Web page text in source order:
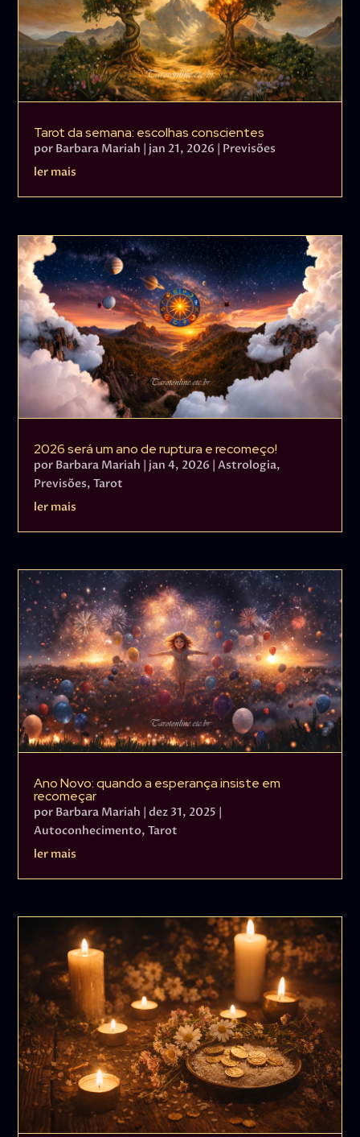
Tarot da semana: escolhas conscientes
por Barbara Mariah jan 21, 2026
Previsões
ler mais
2026 será um ano de ruptura e recomeço!
por Barbara Mariah | jan 4, 2026 |Astrologia,
Previsões,Tarot
ler mais
Ano Novo: quando a esperança insiste em
recomeçar
por Barbara Mariah |dez 31, 2025 |
Autoconhecimento,Tarot
ler mais